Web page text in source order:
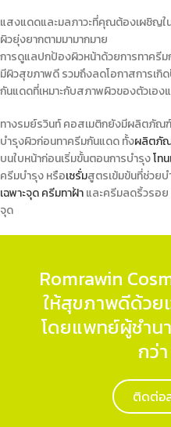
แสงแดดและมลภาวะที่คุณต้องเผชิญใ
ผิวยุ่งยากตามมามากมาย
การดูแลปกป้องผิวหน้าด้วยการทาครี
มีผิวสุขภาพดี รวมถึงลดโอกาสการเกิ
กันแดดที่เหมาะกับสภาพผิวของตัวเอ
ทางรมย์รวินท์ คอสเมติกยังมีผลิตภัณ
บำรุงผิวก่อนทาครีมกันแดดทั้งผลิตภัณ
บนใบหน้าก่อนเริ่มขั้นตอนการบำรุงโท
ครีมบำรุง หรือเซรั่มสูตรเข้มข้นที่ช่วย
เฉพาะจุดครีมทาฝ้าและครีมลดริ้วรอ
จุด
Romrawin
ให้สุขภาพดีด้วย
โดยแพทย์ผู้ชำ
กว่
ติดต่อ